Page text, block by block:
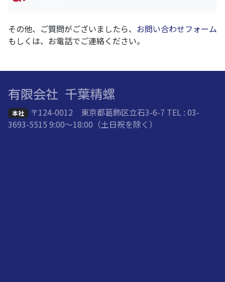
その他、ご質問がございましたら、 お問い合わせフォーム
もしくは、お電話でご連絡ください。
有限会社 千葉精螺
本社 〒124-0012 東京都葛飾区立石3-6-7 TEL : 03-
3693-5515 9:00～18:00（土日祝を除く）